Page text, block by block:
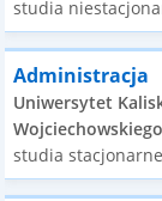
studia
Administracja
Uniwersytet
studia